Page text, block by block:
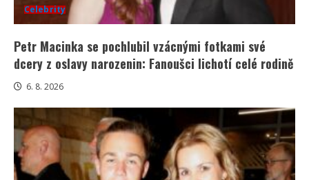
Celebrity
Petr Macinka se pochlubil vzácnými fotkami své
dcery z oslavy narozenin: Fanoušci lichotí celé rodině
6. 8. 2026